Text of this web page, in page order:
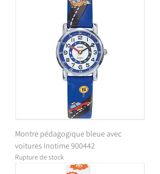
Montre pédagogique bleue avec
voitures Inotime 900442
Rupture de stock